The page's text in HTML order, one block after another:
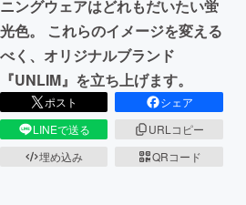
CAMPFIRE for Social Good
CAMPFIREふるさと納税
ニングウェアはどれもだいたい蛍
光色。 これらのイメージを変える
べく、オリジナルブランド
『UNLIM』を立ち上げます。
ポスト
シェア
LINEで送る
URLコピー
埋め込み
QRコード